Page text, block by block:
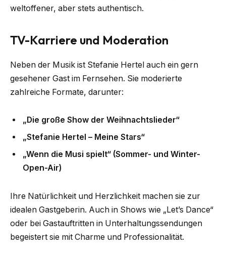
weltoffener, aber stets authentisch.
TV-Karriere und Moderation
Neben der Musik ist Stefanie Hertel auch ein gern
gesehener Gast im Fernsehen. Sie moderierte
zahlreiche Formate, darunter:
„Die große Show der Weihnachtslieder“
„Stefanie Hertel – Meine Stars“
„Wenn die Musi spielt“ (Sommer- und Winter-
Open-Air)
Ihre Natürlichkeit und Herzlichkeit machen sie zur
idealen Gastgeberin. Auch in Shows wie „Let’s Dance“
oder bei Gastauftritten in Unterhaltungssendungen
begeistert sie mit Charme und Professionalität.